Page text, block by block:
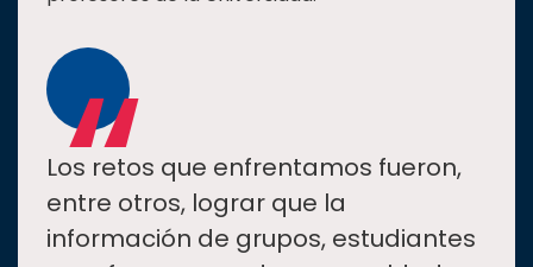
“
Los retos que enfrentamos fueron,
entre otros, lograr que la
información de grupos, estudiantes